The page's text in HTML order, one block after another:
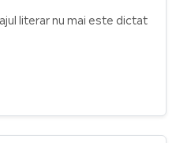
literar nu mai este dictat